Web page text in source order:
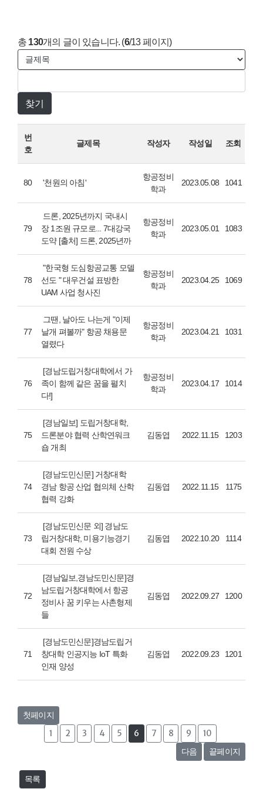
총 130개의 글이 있습니다. (6/13 페이지)
번
호
글제목 작성자 작성일 조회
80 '천원의 아침'
항공정비
학과
2023.05.08 1041
79
드론, 2025년까지 국내시
장 1조원 규모로... 7대강국
도약 [출처] 드론, 2025년까
항공정비
학과
2023.05.01 1083
78
"한국형 도심항공교통 모델
선도 " 대우건설 표방한
UAM 사업 청사진
항공정비
학과
2023.04.25 1069
77
그땐, 날아도 나는게 "이제
날개 펴볼까" 항공 채용문
열렸다
항공정비
학과
2023.04.21 1031
76
[경남도립거창대학에서 가
족이 함께 같은 꿈을 펼치
다!]
항공정비
학과
2023.04.17 1014
75
[경남일보] 도립거창대학,
드론분야 협력 산학연워크
숍 개최
김동엽 2022.11.15 1203
74
[경남도민신문] 거창대학
경남 항공 산업 협의체 산학
협력 강화
김동엽 2022.11.15 1175
73
[경남도민신문 외] 경남도
립거창대학, 미용기능경기
대회 전원 수상
김동엽 2022.10.20 1114
72
[경남일보,경남도민신문]경
남도립거창대학에서 항공
정비사 꿈 키우는 사촌형제
들
김동엽 2022.09.27 1200
71
[경남도민신문]경남도립거
창대학 인공지능 IoT 특화
인재 양성
김동엽 2022.09.23 1201
첫페이지
1
2 3 4 5 6 7 8 9
10
다음
끝페이지
목록